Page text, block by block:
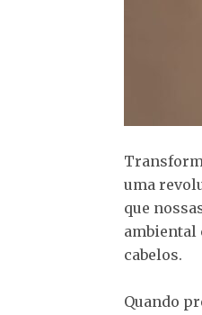
uma
que
ambiental
cabelos.
Quando